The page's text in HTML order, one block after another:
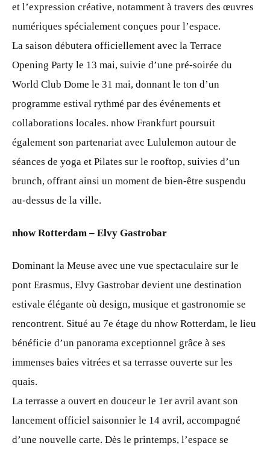
et l’expression créative, notamment à travers des œuvres
numériques spécialement conçues pour l’espace.
La saison débutera officiellement avec la Terrace
Opening Party le 13 mai, suivie d’une pré-soirée du
World Club Dome le 31 mai, donnant le ton d’un
programme estival rythmé par des événements et
collaborations locales. nhow Frankfurt poursuit
également son partenariat avec Lululemon autour de
séances de yoga et Pilates sur le rooftop, suivies d’un
brunch, offrant ainsi un moment de bien-être suspendu
au-dessus de la ville.
nhow Rotterdam – Elvy Gastrobar
Dominant la Meuse avec une vue spectaculaire sur le
pont Erasmus, Elvy Gastrobar devient une destination
estivale élégante où design, musique et gastronomie se
rencontrent. Situé au 7e étage du nhow Rotterdam, le lieu
bénéficie d’un panorama exceptionnel grâce à ses
immenses baies vitrées et sa terrasse ouverte sur les
quais.
La terrasse a ouvert en douceur le 1er avril avant son
lancement officiel saisonnier le 14 avril, accompagné
d’une nouvelle carte. Dès le printemps, l’espace se